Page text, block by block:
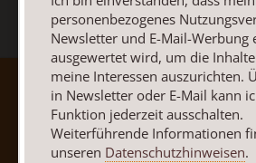
AGB und Widerrufsbelehrung
Barrierefreiheit
personenbezogenes
Newsletter und E-Mail-Werbung
ausgewertet wird, um die
meine Interessen auszurichten.
in Newsletter oder E-Mail kann
Funktion jederzeit ausschalten.
Weiterführende Informationen
unseren Datenschutzhinweisen.